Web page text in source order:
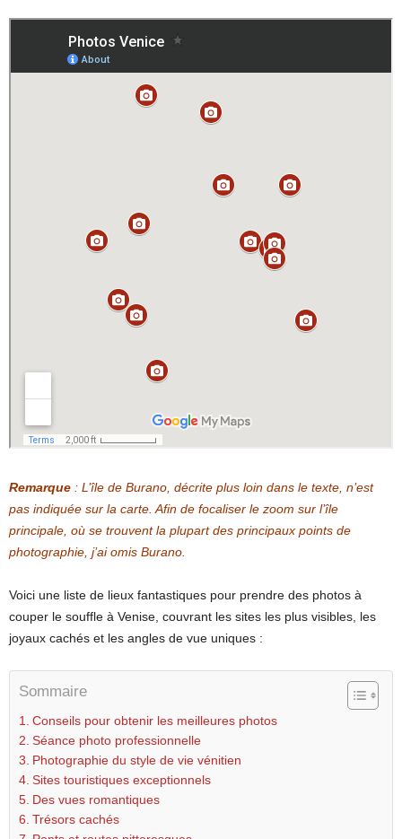
Remarque : L’île de Burano, décrite plus loin dans le texte, n’est
pas indiquée sur la carte. Afin de focaliser le zoom sur l’île
principale, où se trouvent la plupart des principaux points de
photographie, j’ai omis Burano.
Voici une liste de lieux fantastiques pour prendre des photos à
couper le souffle à Venise, couvrant les sites les plus visibles, les
joyaux cachés et les angles de vue uniques :
Sommaire
Conseils pour obtenir les meilleures photos
Séance photo professionnelle
Photographie du style de vie vénitien
Sites touristiques exceptionnels
Des vues romantiques
Trésors cachés